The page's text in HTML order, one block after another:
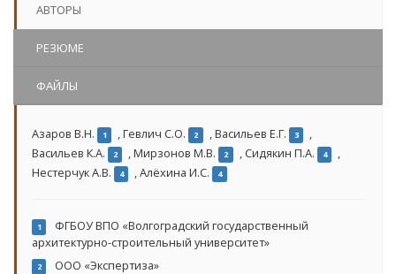
АВТОРЫ
РЕЗЮМЕ
ФАЙЛЫ
Азаров В.Н. 1 ,Гевлич С.О. 2 ,Васильев Е.Г. 3
,
Васильев К.А.
2 ,Мирзонов М.В. 2 , Сидякин П.А. 4
,
Нестерчук А.В.
4 ,Алёхина И.С. 4
1
ФГБОУ ВПО «Волгоградский государственный
архитектурно-строительный университет»
2 ООО «Экспертиза»